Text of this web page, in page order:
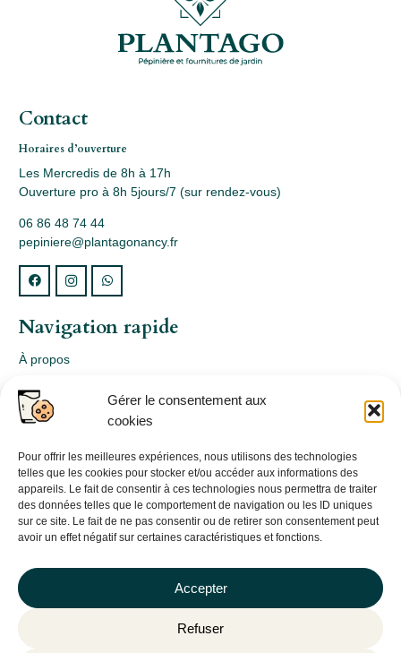
Gérer le consentement aux
cookies
Pour offrir les meilleures expériences, nous utilisons des technologies
telles que les cookies pour stocker et/ou accéder aux informations des
appareils. Le fait de consentir à ces technologies nous permettra de traiter
des données telles que le comportement de navigation ou les ID uniques
sur ce site. Le fait de ne pas consentir ou de retirer son consentement peut
avoir un effet négatif sur certaines caractéristiques et fonctions.
Accepter
Refuser
Contact
Horaires d’ouverture
Les Mercredis de 8h à 17h
Ouverture pro à 8h 5jours/7 (sur rendez-vous)
06 86 48 74 44
pepiniere@plantagonancy.fr
Navigation rapide
À propos
Webshop
Nos produits
Conception
Consultation
Contact
Informations légales
Politique de confidentialité
Politique de cookies (UE)